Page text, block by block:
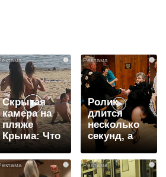
i
Скрытая
камера на
пляже
Крыма: Что
люди
вытворяют,
когда их не
i
Ролик
длится
несколько
секунд, а
смеяться
вы будете
долго
i i